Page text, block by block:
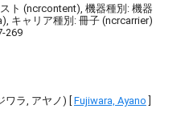
ト (ncrcontent), 機器種別: 機器
キャリア種別: 冊子 (ncrcarrier)
269
ワラ, アヤノ) [ Fujiwara, Ayano